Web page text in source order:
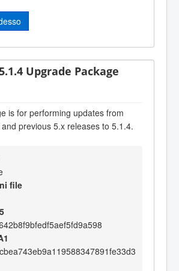
Upgrade Package
is for performing updates from
previous 5.x releases to 5.1.4.
file